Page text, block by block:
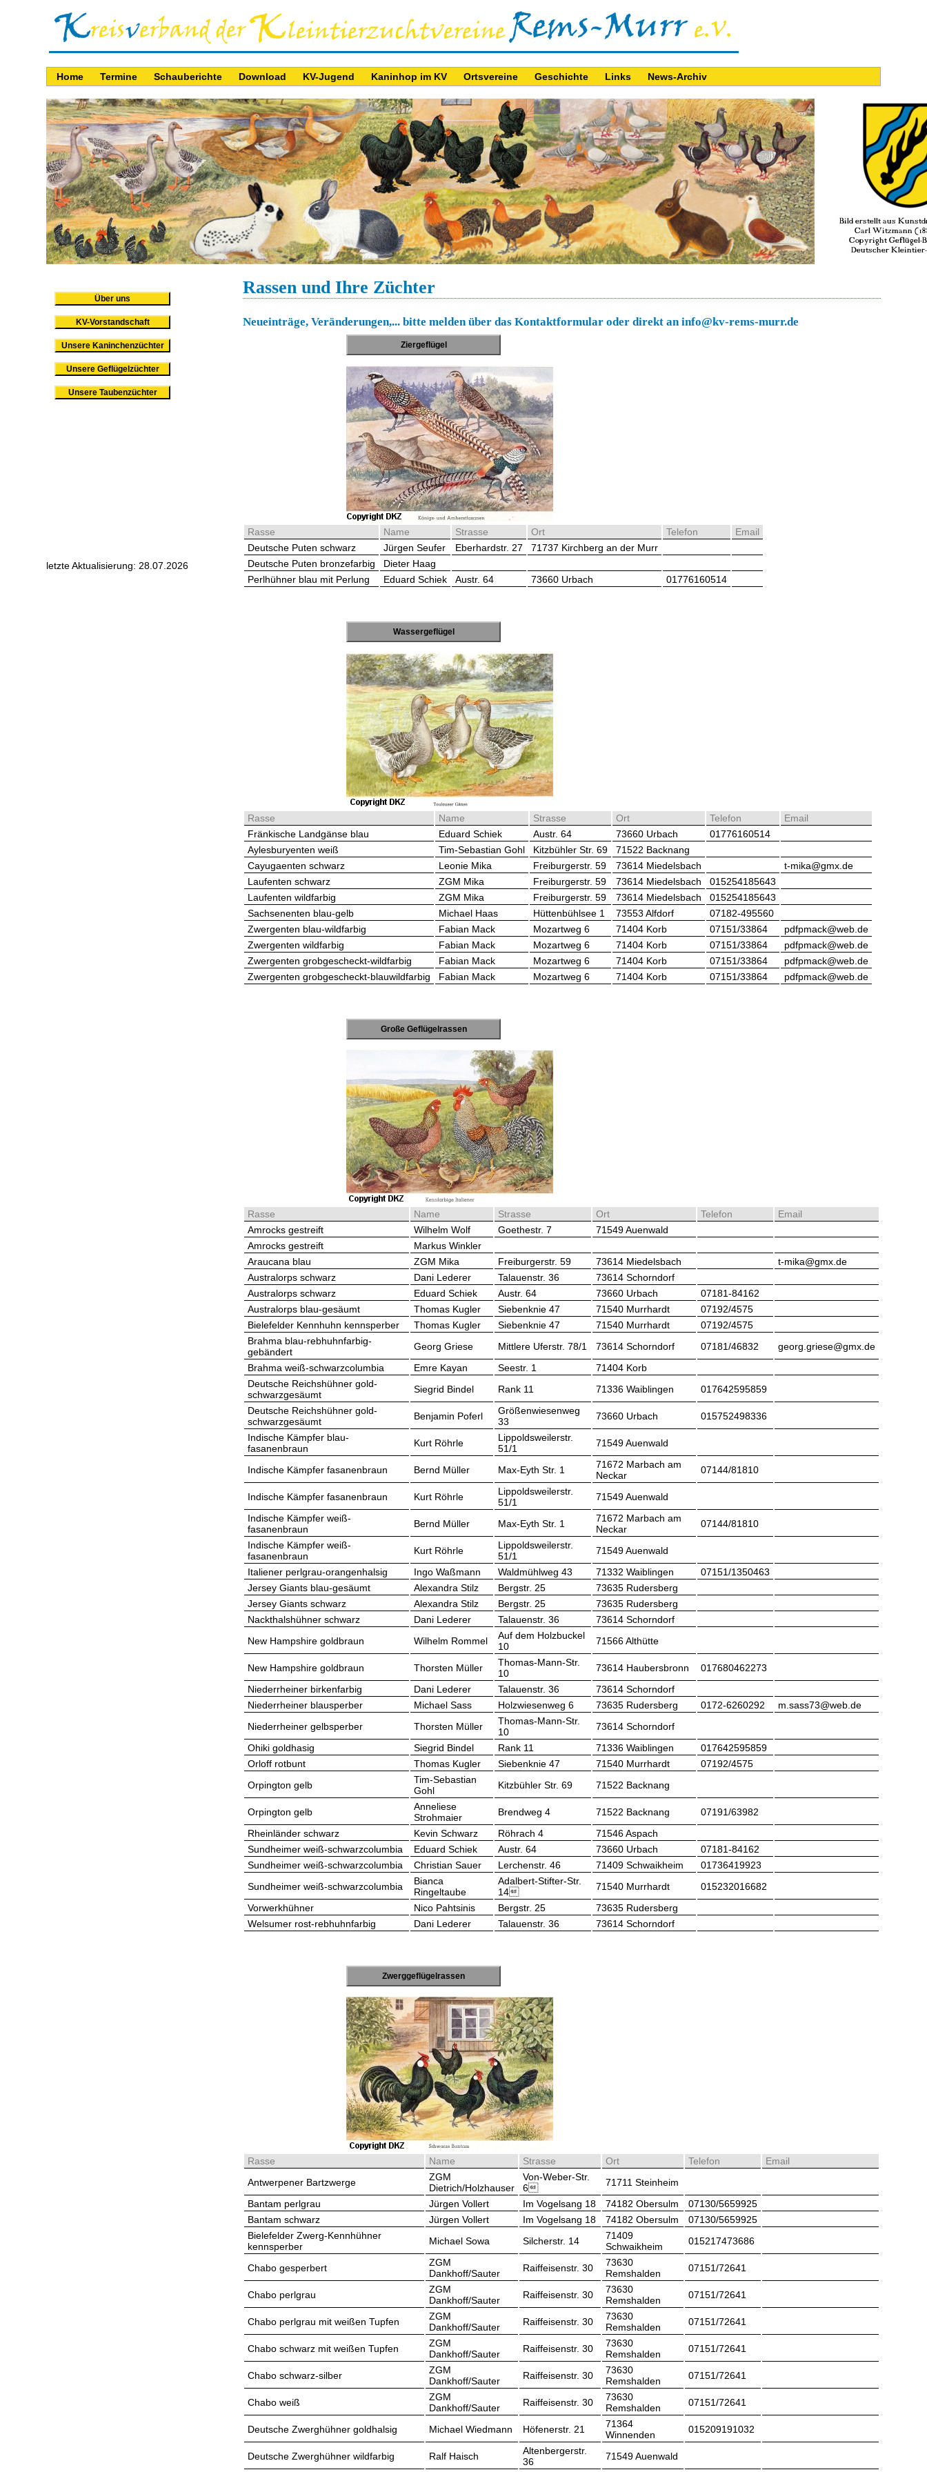
Home Termine Schauberichte Download KV-Jugend Kaninhop im KV Ortsvereine Geschichte Links News-Archiv
Über uns
KV-Vorstandschaft
Unsere Kaninchenzüchter
Unsere Geflügelzüchter
Unsere Taubenzüchter
letzte Aktualisierung: 28.07.2026
Rassen und Ihre Züchter
Neueinträge, Veränderungen,... bitte melden über das Kontaktformular oder direkt an info@kv-rems-murr.de
Ziergeflügel
Rasse Name Strasse Ort Telefon
Email
Deutsche Puten schwarz
Jürgen Seufer Eberhardstr. 27
71737 Kirchberg an der Murr
Deutsche Puten bronzefarbig
Dieter Haag
Perlhühner blau mit Perlung
Eduard Schiek Austr. 64 73660 Urbach 01776160514
Wassergeflügel
Rasse Name Strasse Ort Telefon
Email
Fränkische Landgänse blau
Eduard Schiek Austr. 64 73660 Urbach
01776160514
Aylesburyenten weiß
Tim-Sebastian Gohl Kitzbühler Str. 69
71522 Backnang
Cayugaenten schwarz
Leonie Mika Freiburgerstr. 59 73614 Miedelsbach
t-mika@gmx.de
Laufenten schwarz
ZGM Mika Freiburgerstr. 59 73614 Miedelsbach
015254185643
Laufenten wildfarbig
ZGM Mika Freiburgerstr. 59 73614 Miedelsbach
015254185643
Sachsenenten blau-gelb
Michael Haas Hüttenbühlsee 1 73553 Alfdorf
07182-495560
Zwergenten blau-wildfarbig
Fabian Mack Mozartweg 6 71404 Korb 07151/33864
pdfpmack@web.de
Zwergenten wildfarbig
Fabian Mack Mozartweg 6 71404 Korb 07151/33864
pdfpmack@web.de
Zwergenten grobgescheckt-wildfarbig
Fabian Mack Mozartweg 6 71404 Korb 07151/33864
pdfpmack@web.de
Zwergenten grobgescheckt-blauwildfarbig
Fabian Mack Mozartweg 6 71404 Korb 07151/33864 pdfpmack@web.de
Große Geflügelrassen
Rasse Name Strasse Ort Telefon
Email
Amrocks gestreift
Wilhelm Wolf Goethestr. 7
71549 Auenwald
Amrocks gestreift
Markus Winkler
Araucana blau
ZGM Mika Freiburgerstr. 59 73614 Miedelsbach
t-mika@gmx.de
Australorps schwarz
Dani Lederer Talauenstr. 36
73614 Schorndorf
Australorps schwarz
Eduard Schiek Austr. 64 73660 Urbach
07181-84162
Australorps blau-gesäumt
Thomas Kugler Siebenknie 47 71540 Murrhardt
07192/4575
Bielefelder Kennhuhn kennsperber
Thomas Kugler Siebenknie 47 71540 Murrhardt
07192/4575
Brahma blau-rebhuhnfarbig-
gebändert
Georg Griese Mittlere Uferstr. 78/1 73614 Schorndorf 07181/46832
georg.griese@gmx.de
Brahma weiß-schwarzcolumbia
Emre Kayan Seestr. 1
71404 Korb
Deutsche Reichshühner gold-
schwarzgesäumt
Siegrid Bindel Rank 11 71336 Waiblingen
017642595859
Deutsche Reichshühner gold-
schwarzgesäumt
Benjamin Poferl
Größenwiesenweg
33
73660 Urbach
015752498336
Indische Kämpfer blau-
fasanenbraun
Kurt Röhrle
Lippoldsweilerstr.
51/1
71549 Auenwald
Indische Kämpfer fasanenbraun Bernd Müller Max-Eyth Str. 1
71672 Marbach am
Neckar
07144/81810
Indische Kämpfer fasanenbraun Kurt Röhrle
Lippoldsweilerstr.
51/1
71549 Auenwald
Indische Kämpfer weiß-
fasanenbraun
Bernd Müller Max-Eyth Str. 1
71672 Marbach am
Neckar
07144/81810
Indische Kämpfer weiß-
fasanenbraun
Kurt Röhrle
Lippoldsweilerstr.
51/1
71549 Auenwald
Italiener perlgrau-orangenhalsig
Ingo Waßmann Waldmühlweg 43 71332 Waiblingen
07151/1350463
Jersey Giants blau-gesäumt
Alexandra Stilz Bergstr. 25
73635 Rudersberg
Jersey Giants schwarz
Alexandra Stilz Bergstr. 25
73635 Rudersberg
Nackthalshühner schwarz
Dani Lederer Talauenstr. 36
73614 Schorndorf
New Hampshire goldbraun
Wilhelm Rommel
Auf dem Holzbuckel
10
71566 Althütte
New Hampshire goldbraun Thorsten Müller
Thomas-Mann-Str.
10
73614 Haubersbronn
017680462273
Niederrheiner birkenfarbig
Dani Lederer Talauenstr. 36
73614 Schorndorf
Niederrheiner blausperber
Michael Sass Holzwiesenweg 6 73635 Rudersberg 0172-6260292
m.sass73@web.de
Niederrheiner gelbsperber
Thorsten Müller
Thomas-Mann-Str.
10
73614 Schorndorf
Ohiki goldhasig
Siegrid Bindel Rank 11 71336 Waiblingen
017642595859
Orloff rotbunt
Thomas Kugler Siebenknie 47 71540 Murrhardt
07192/4575
Orpington gelb
Tim-Sebastian
Gohl
Kitzbühler Str. 69 71522 Backnang
Orpington gelb
Anneliese
Strohmaier
Brendweg 4 71522 Backnang
07191/63982
Rheinländer schwarz
Kevin Schwarz Röhrach 4
71546 Aspach
Sundheimer weiß-schwarzcolumbia
Eduard Schiek Austr. 64 73660 Urbach
07181-84162
Sundheimer weiß-schwarzcolumbia
Christian Sauer Lerchenstr. 46 71409 Schwaikheim
01736419923
Sundheimer weiß-schwarzcolumbia
Bianca
Ringeltaube
Adalbert-Stifter-Str.
14
71540 Murrhardt
015232016682
Vorwerkhühner
Nico Pahtsinis Bergstr. 25
73635 Rudersberg
Welsumer rost-rebhuhnfarbig
Dani Lederer Talauenstr. 36 73614 Schorndorf
Zwerggeflügelrassen
Rasse Name Strasse Ort Telefon
Email
Antwerpener Bartzwerge
ZGM
Dietrich/Holzhauser
Von-Weber-Str.
6
71711 Steinheim
Bantam perlgrau
Jürgen Vollert Im Vogelsang 18 74182 Obersulm
07130/5659925
Bantam schwarz
Jürgen Vollert Im Vogelsang 18 74182 Obersulm
07130/5659925
Bielefelder Zwerg-Kennhühner
kennsperber
Michael Sowa Silcherstr. 14
71409
Schwaikheim
015217473686
Chabo gesperbert
ZGM
Dankhoff/Sauter
Raiffeisenstr. 30
73630
Remshalden
07151/72641
Chabo perlgrau
ZGM
Dankhoff/Sauter
Raiffeisenstr. 30
73630
Remshalden
07151/72641
Chabo perlgrau mit weißen Tupfen
ZGM
Dankhoff/Sauter
Raiffeisenstr. 30
73630
Remshalden
07151/72641
Chabo schwarz mit weißen Tupfen
ZGM
Dankhoff/Sauter
Raiffeisenstr. 30
73630
Remshalden
07151/72641
Chabo schwarz-silber
ZGM
Dankhoff/Sauter
Raiffeisenstr. 30
73630
Remshalden
07151/72641
Chabo weiß
ZGM
Dankhoff/Sauter
Raiffeisenstr. 30
73630
Remshalden
07151/72641
Deutsche Zwerghühner goldhalsig Michael Wiedmann Höfenerstr. 21
71364
Winnenden
015209191032
Deutsche Zwerghühner wildfarbig Ralf Haisch
Altenbergerstr.
36
71549 Auenwald